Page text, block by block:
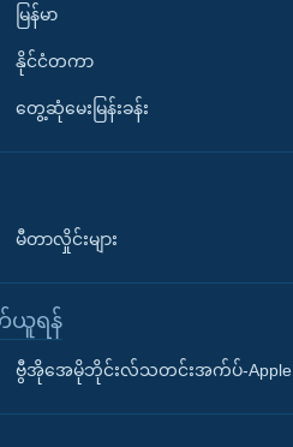
မြန်မာ
နိုင်ငံတကာ
တွေ့ဆုံမေးမြန်းခန်း
မီတာလှိုင်းများ
ယူရန်
ဗွီအိုအေမိုဘိုင်းလ်သတင်းအက်ပ်-Apple